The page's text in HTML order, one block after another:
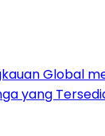
Global
yang